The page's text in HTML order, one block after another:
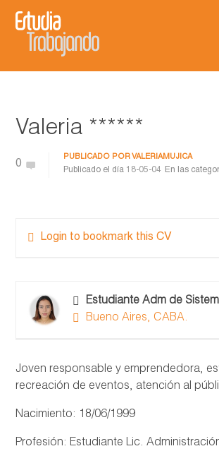
Valeria ******
0
PUBLICADO PORVALERIAMUJICA
Publicado el día 18-05-04 En las
Login to bookmark this CV
Estudiante Adm de
Bueno Aires, CABA.
Joven responsable y emprendedora,
recreación de eventos, atención al
Nacimiento: 18/06/1999
Profesión: Estudiante Lic.